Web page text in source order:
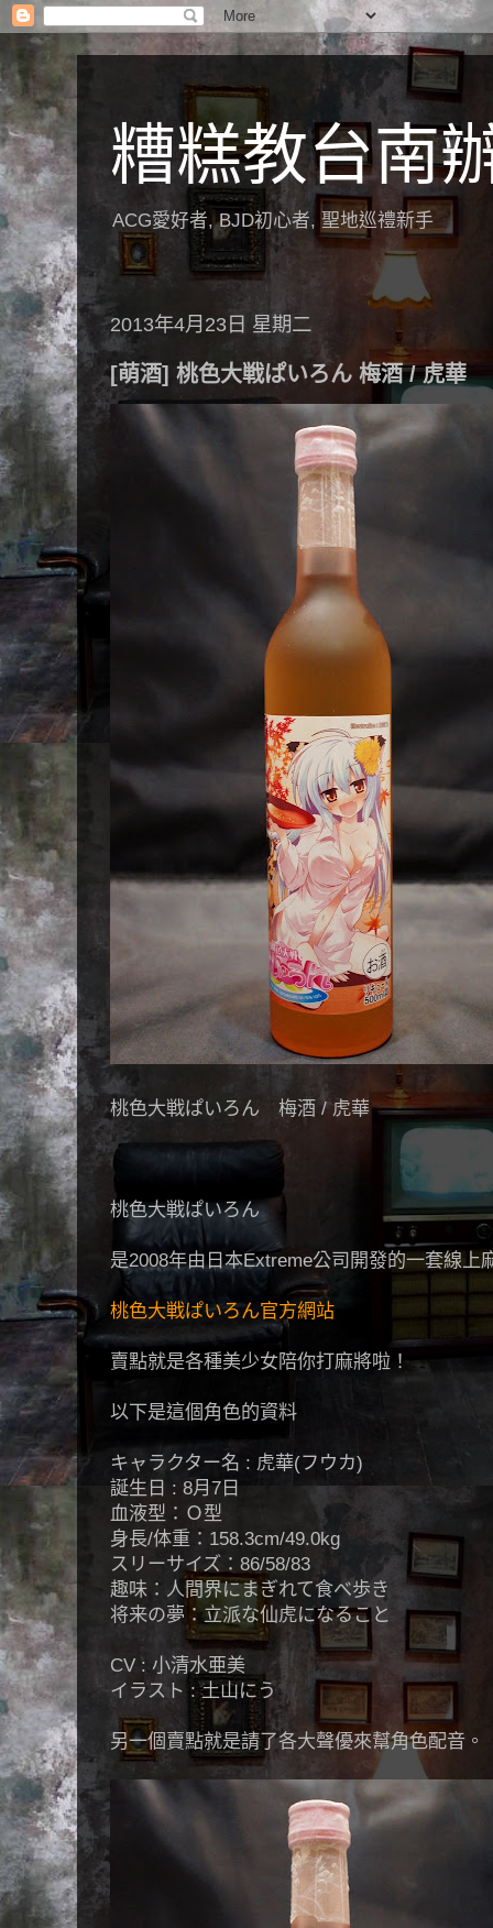
糟糕教台南
ACG愛好者, BJD初心者, 聖地巡禮新手
2013年4月23日 星期二
[萌酒] 桃色大戦ぱいろん 梅酒 / 虎華
桃色大戦ぱいろん 梅酒 / 虎華
桃色大戦ぱいろん
是2008年由日本Extreme公司開發的一套線上
桃色大戦ぱいろん官方網站
賣點就是各種美少女陪你打麻將啦！
以下是這個角色的資料
キャラクター名 : 虎華(フウカ)
誕生日 : 8月7日
血液型：Ｏ型
身長/体重：158.3cm/49.0kg
スリーサイズ：86/58/83
趣味：人間界にまぎれて食べ歩き
将来の夢：立派な仙虎になること
CV : 小清水亜美
イラスト : 土山にう
另一個賣點就是請了各大聲優來幫角色配音。